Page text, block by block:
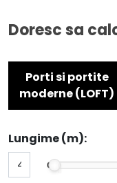
Doresc sa
Porti si portite
moderne (LOFT)
Lungime (m):